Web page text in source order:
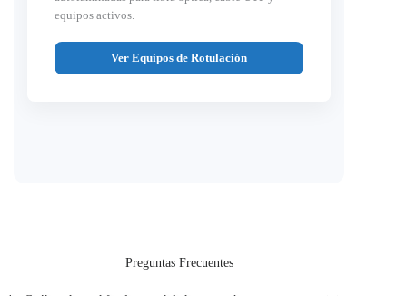
equipos activos.
Ver Equipos de Rotulación
Preguntas Frecuentes